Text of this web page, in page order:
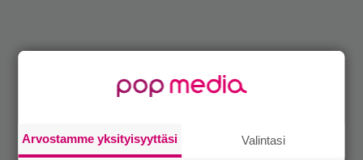
Arvostamme yksityisyyttäsi Valintasi